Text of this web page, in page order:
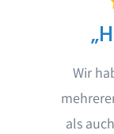
Wir
als